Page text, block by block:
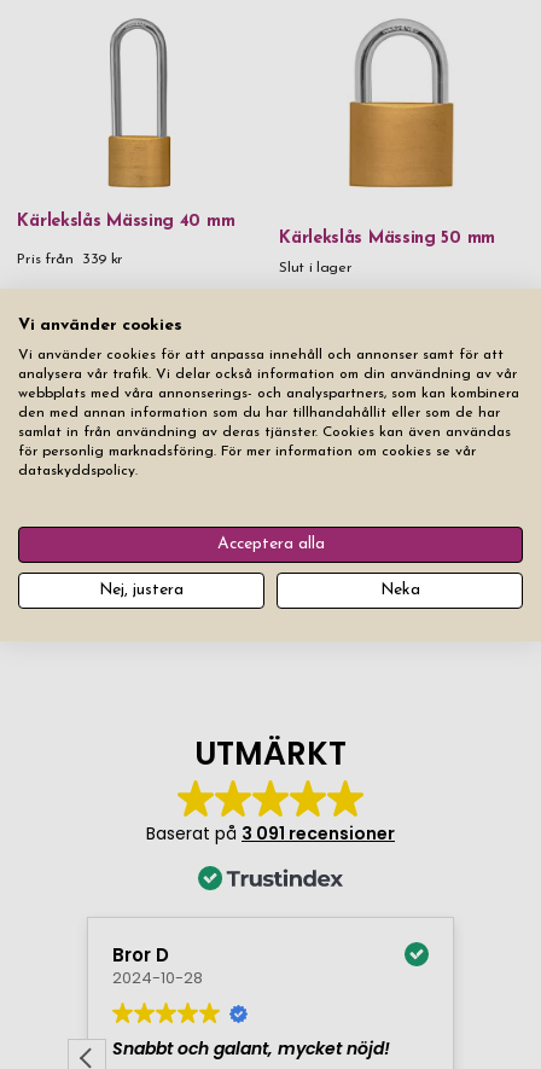
personligt kärlekslås med gravyr.
Kärlekslås Mässing 40 mm
Pris från 339 kr
Kärlekslås Mässing 50 mm
Slut i lager
Vi använder cookies
Vi använder cookies för att anpassa innehåll och annonser samt för att
analysera vår trafik. Vi delar också information om din användning av vår
webbplats med våra annonserings- och analyspartners, som kan kombinera
den med annan information som du har tillhandahållit eller som de har
samlat in från användning av deras tjänster. Cookies kan även användas
för personlig marknadsföring. För mer information om cookies se vår
dataskyddspolicy.
Acceptera alla
Nej, justera Neka